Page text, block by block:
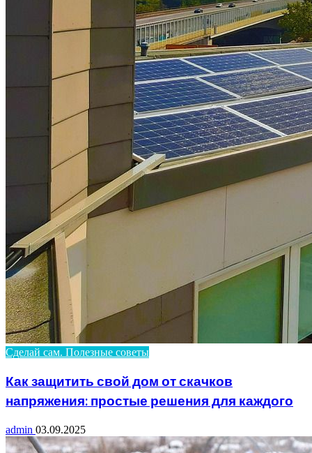
Сделай сам. Полезные советы
Как защитить свой дом от скачков
напряжения: простые решения для каждого
admin 03.09.2025